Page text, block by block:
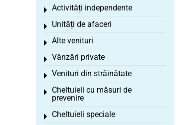
Activități independente
Toggle menu
Unități de afaceri
Toggle menu
Alte venituri
Toggle menu
Vânzări private
Toggle menu
Venituri din străinătate
Toggle menu
Cheltuieli cu măsuri de
prevenire
Toggle menu
Cheltuieli speciale
Toggle menu